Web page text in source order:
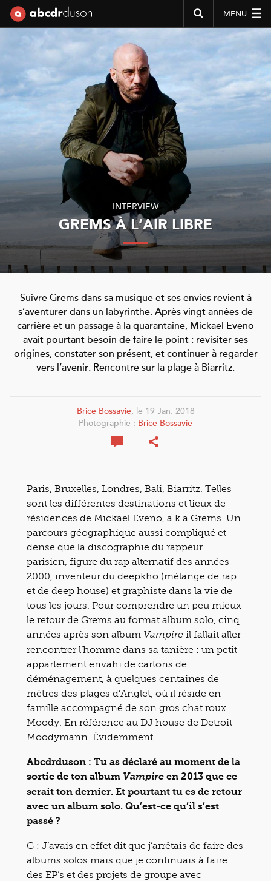
MENU
INTERVIEW
GREMS À L’AIR LIBRE
Suivre Grems dans sa musique et ses envies revient à
s’aventurer dans un labyrinthe. Après vingt années de
carrière et un passage à la quarantaine, Mickael Eveno
avait pourtant besoin de faire le point : revisiter ses
origines, constater son présent, et continuer à regarder
vers l’avenir. Rencontre sur la plage à Biarritz.
Brice Bossavie, le 19 Jan. 2018
Photographie : Brice Bossavie
Paris, Bruxelles, Londres, Bali, Biarritz. Telles
sont les différentes destinations et lieux de
résidences de Mickaël Eveno, a.k.a Grems. Un
parcours géographique aussi compliqué et
dense que la discographie du rappeur
parisien, figure du rap alternatif des années
2000, inventeur du deepkho (mélange de rap
et de deep house) et graphiste dans la vie de
tous les jours. Pour comprendre un peu mieux
le retour de Grems au format album solo, cinq
années après son album Vampire il fallait aller
rencontrer l’homme dans sa tanière : un petit
appartement envahi de cartons de
déménagement, à quelques centaines de
mètres des plages d’Anglet, où il réside en
famille accompagné de son gros chat roux
Moody. En référence au DJ house de Detroit
Moodymann. Évidemment.
Abcdrduson : Tu as déclaré au moment de la
sortie de ton album Vampire en 2013 que ce
serait ton dernier. Et pourtant tu es de retour
avec un album solo. Qu’est-ce qu’il s’est
passé ?
G : J’avais en effet dit que j’arrêtais de faire des
albums solos mais que je continuais à faire
des EP’s et des projets de groupe avec